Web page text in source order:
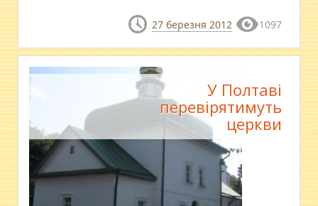
27 березня 2012 1097
У Полтаві
перевірятимуть
церкви